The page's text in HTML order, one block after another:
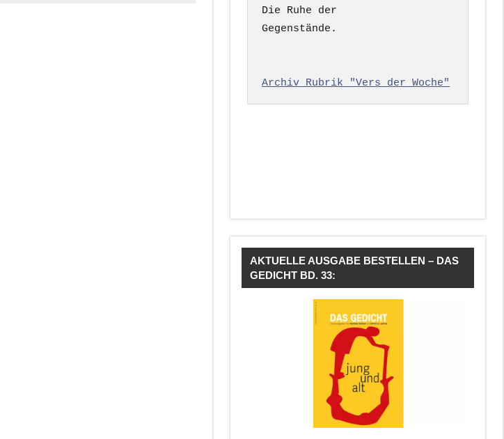
Die Ruhe der
Gegenstände.
Archiv Rubrik "Vers der Woche"
AKTUELLE AUSGABE BESTELLEN – DAS
GEDICHT BD. 33: